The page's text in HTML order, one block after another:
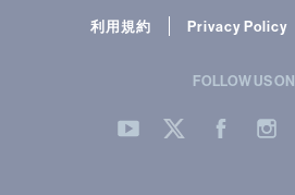
利用規約 Privacy Policy
FOLLOW US ON